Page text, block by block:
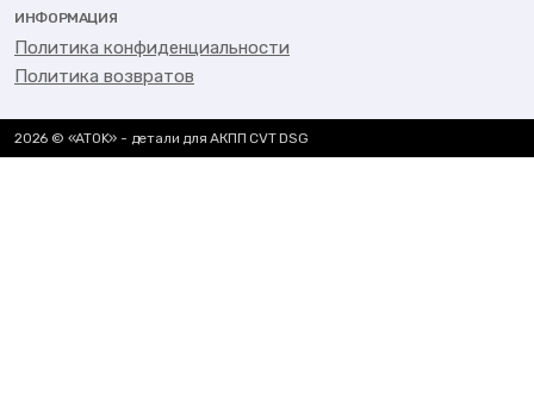
ИНФОРМАЦИЯ
Политика конфиденциальности
Политика возвратов
2026 © «ATOK» - детали для АКПП CVT DSG